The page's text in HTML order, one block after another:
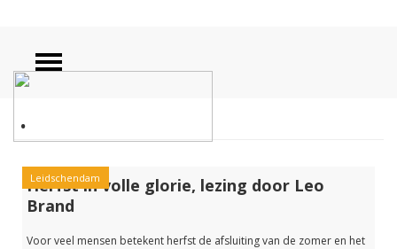
.
Leidschendam
Herfst in volle glorie, lezing door Leo
Brand
Voor veel mensen betekent herfst de afsluiting van de zomer en het